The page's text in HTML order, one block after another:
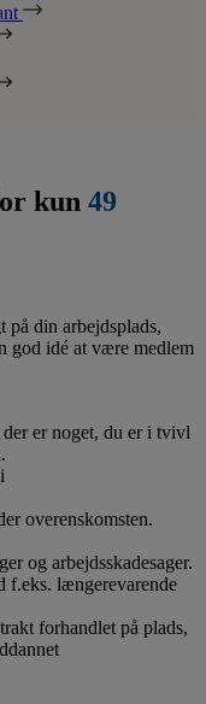
kun 49
på din arbejdsplads,
god idé at være medlem
er noget, du er i tvivl
overenskomsten.
og arbejdsskadesager.
f.eks. længerevarende
forhandlet på plads,